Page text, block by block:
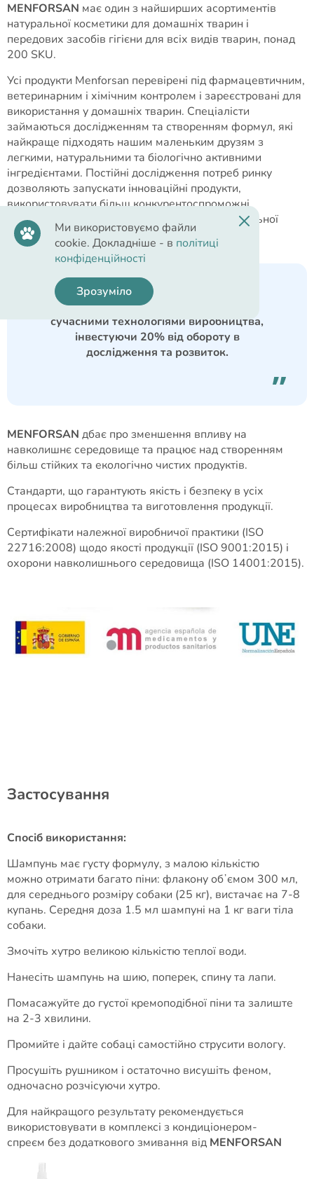
MENFORSAN має один з найширших асортиментів
натуральної косметики для домашніх тварин і
передових засобів гігієни для всіх видів тварин, понад
200 SKU.
Усі продукти Menforsan перевірені під фармацевтичним,
ветеринарним і хімічним контролем і зареєстровані для
використання у домашніх тварин. Спеціалісти
займаються дослідженням та створенням формул, які
найкраще підходять нашим маленьким друзям з
легкими, натуральними та біологічно активними
інгредієнтами. Постійні дослідження потреб ринку
дозволяють запускати інноваційні продукти,
використовувати більш конкурентоспроможні
промислові рішення, для досягнення максимальної
ефективності ресурсів і сировини.
MENFORSAN щодня працює над
сучасними технологіями виробництва,
інвестуючи 20% від обороту в
дослідження та розвиток.
MENFORSAN дбає про зменшення впливу на
навколишнє середовище та працює над створенням
більш стійких та екологічно чистих продуктів.
Стандарти, що гарантують якість і безпеку в усіх
процесах виробництва та виготовлення продукції.
Сертифікати належної виробничої практики (ISO
22716:2008) щодо якості продукції (ISO 9001:2015) і
охорони навколишнього середовища (ISO 14001:2015).
Застосування
Спосіб використання:
Шампунь має густу формулу, з малою кількістю
можно отримати багато піни: флакону обʼємом 300 мл,
для середнього розміру собаки (25 кг), вистачає на 7-8
купань. Середня доза 1.5 мл шампуні на 1 кг ваги тіла
собаки.
Змочіть хутро великою кількістю теплої води.
Нанесіть шампунь на шию, поперек, спину та лапи.
Помасажуйте до густої кремоподібної піни та залиште
на 2-3 хвилини.
Промийте і дайте собаці самостійно струсити вологу.
Просушіть рушником і остаточно висушіть феном,
одночасно розчісуючи хутро.
Для найкращого результату рекомендується
використовувати в комплексі з кондиціонером-
спреєм без додаткового змивання від MENFORSAN
Ми використовуємо файли
cookie. Докладніше - в політиці
конфіденційності
Зрозуміло